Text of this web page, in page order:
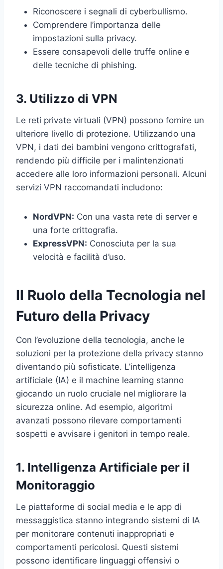
Riconoscere i segnali di cyberbullismo.
Comprendere l’importanza delle
impostazioni sulla privacy.
Essere consapevoli delle truffe online e
delle tecniche di phishing.
3. Utilizzo di VPN
Le reti private virtuali (VPN) possono fornire un
ulteriore livello di protezione. Utilizzando una
VPN, i dati dei bambini vengono crittografati,
rendendo più difficile per i malintenzionati
accedere alle loro informazioni personali. Alcuni
servizi VPN raccomandati includono:
NordVPN: Con una vasta rete di server e
una forte crittografia.
ExpressVPN: Conosciuta per la sua
velocità e facilità d’uso.
Il Ruolo della Tecnologia nel
Futuro della Privacy
Con l’evoluzione della tecnologia, anche le
soluzioni per la protezione della privacy stanno
diventando più sofisticate. L’intelligenza
artificiale (IA) e il machine learning stanno
giocando un ruolo cruciale nel migliorare la
sicurezza online. Ad esempio, algoritmi
avanzati possono rilevare comportamenti
sospetti e avvisare i genitori in tempo reale.
1. Intelligenza Artificiale per il
Monitoraggio
Le piattaforme di social media e le app di
messaggistica stanno integrando sistemi di IA
per monitorare contenuti inappropriati e
comportamenti pericolosi. Questi sistemi
possono identificare linguaggi offensivi o